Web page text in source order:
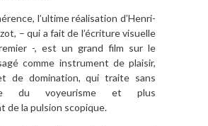
l’ultime réalisation d’Henri-
– qui a fait de l’écriture visuelle
-, est un grand film sur le
comme instrument de plaisir,
de domination, qui traite sans
du voyeurisme et plus
de la pulsion scopique.